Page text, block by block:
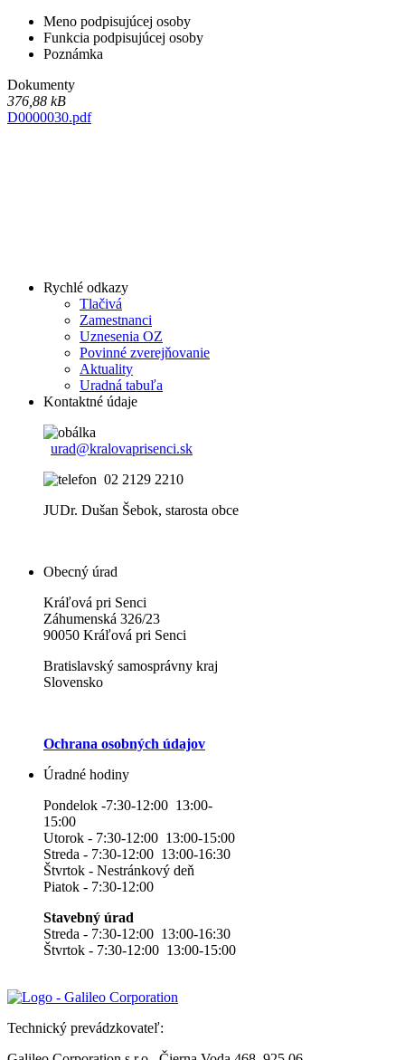
Meno podpisujúcej osoby
Funkcia podpisujúcej osoby
Poznámka
Dokumenty
376,88 kB
D0000030.pdf
Rychlé odkazy
Tlačivá
Zamestnanci
Uznesenia OZ
Povinné zverejňovanie
Aktuality
Uradná tabuľa
Kontaktné údaje
urad@kralovaprisenci.sk
02 2129 2210
JUDr. Dušan Šebok, starosta obce
Obecný úrad
Kráľová pri Senci
Záhumenská 326/23
90050 Kráľová pri Senci
Bratislavský samosprávny kraj
Slovensko
Ochrana osobných údajov
Úradné hodiny
Pondelok -7:30-12:00 13:00-
15:00
Utorok - 7:30-12:00 13:00-15:00
Streda - 7:30-12:00 13:00-16:30
Štvrtok - Nestránkový deň
Piatok - 7:30-12:00
Stavebný úrad
Streda - 7:30-12:00 13:00-16:30
Štvrtok - 7:30-12:00 13:00-15:00
Technický prevádzkovateľ: